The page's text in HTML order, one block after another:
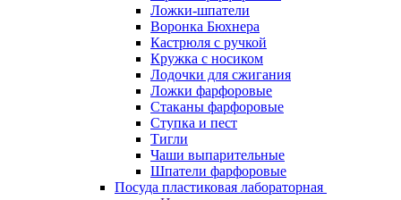
Ложки-шпатели
Воронка Бюхнера
Кастрюля с ручкой
Кружка с носиком
Лодочки для сжигания
Ложки фарфоровые
Стаканы фарфоровые
Ступка и пест
Тигли
Чаши выпарительные
Шпатели фарфоровые
Посуда пластиковая лабораторная